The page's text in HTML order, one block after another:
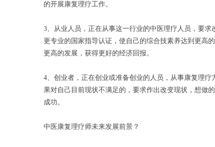
的开展康复理疗工作。
3、从业人员，正在从事这一行业的中医理疗人员，要求
更专业的国家指导认证，使自己的综合技素养达到更高
更高的发展，获得更好的经济回报。
4、创业者，正在创业或准备创业的人员，从事康复理疗
果对自己目前现状不满足的，要求作出改变现状，想做
成功。
中医康复理疗师未来发展前景？